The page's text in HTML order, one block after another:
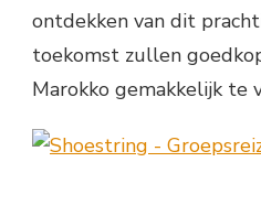
ontdekken van dit
toekomst zullen
Marokko gemakkelijk te